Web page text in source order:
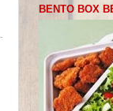
BENTO BOX